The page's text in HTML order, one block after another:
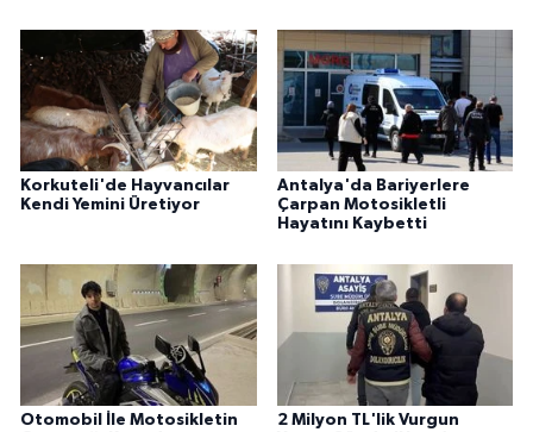
Korkuteli'de Hayvancılar
Kendi Yemini Üretiyor
Antalya'da Bariyerlere
Çarpan Motosikletli
Hayatını Kaybetti
Otomobil İle Motosikletin
2 Milyon TL'lik Vurgun